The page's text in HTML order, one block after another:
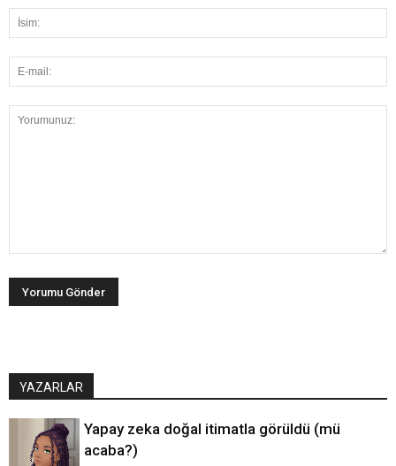
YAZARLAR
Yapay zeka doğal itimatla görüldü (mü
acaba?)